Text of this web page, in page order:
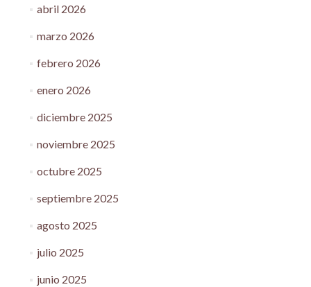
abril 2026
marzo 2026
febrero 2026
enero 2026
diciembre 2025
noviembre 2025
octubre 2025
septiembre 2025
agosto 2025
julio 2025
junio 2025